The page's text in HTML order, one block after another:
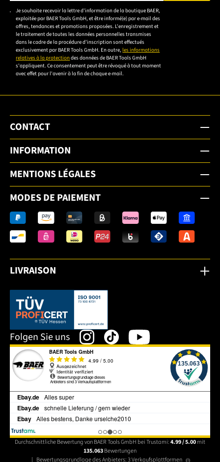
Veuillez saisir une adresse e-mail valide.
Je souhaite recevoir la lettre d'information de la boutique BAER,
exploitée par BAER Tools GmbH, et être informé(e) par e-mail des
offres, tendances et promotions proposées. L'enregistrement et
le traitement de toutes les données personnelles transmises
dans le cadre de la procédure d'inscription sont effectués
exclusivement par BAER Tools GmbH. En outre, les informations
relatives à la protectiondes données de BAER Tools GmbH
s'appliquent. Ce consentement peut être révoqué à tout moment
avec effet pour l'avenir à la fin de chaque e-mail.
CONTACT
INFORMATION
MENTIONS LÉGALES
MODES DE PAIEMENT
LIVRAISON
Dieser Link öffnet sich in einem neuen Tab.
Folgen Sie uns
Durchschnittliche Bewertung von BAER Tools GmbH bei Trustami:4.99 / 5.00mit
135.063Bewertungen
| Bewertungsgrundlage des Anbieters: 3 Verkaufsplattformen